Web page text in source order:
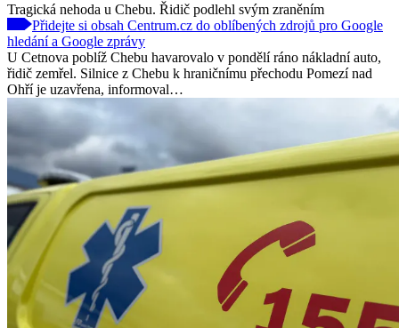
Tragická nehoda u Chebu. Řidič podlehl svým zraněním
Přidejte si obsah Centrum.cz do oblíbených zdrojů pro Google
hledání a Google zprávy
U Cetnova poblíž Chebu havarovalo v pondělí ráno nákladní auto,
řidič zemřel. Silnice z Chebu k hraničnímu přechodu Pomezí nad
Ohří je uzavřena, informoval…